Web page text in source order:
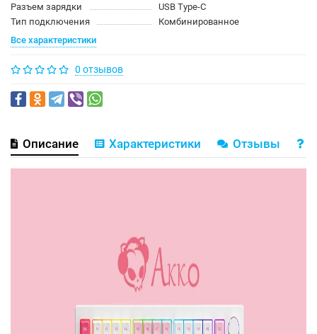
Разъем зарядки
USB Type-C
Тип подключения
Комбинированное
Все характеристики
0 отзывов
Описание Характеристики Отзывы